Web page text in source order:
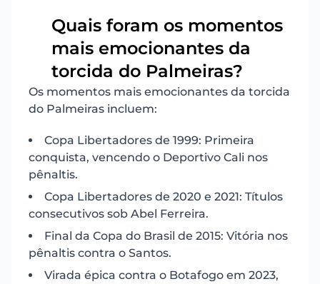
Quais foram os momentos
mais emocionantes da
torcida do Palmeiras?
Os momentos mais emocionantes da torcida
do Palmeiras incluem:
Copa Libertadores de 1999: Primeira
conquista, vencendo o Deportivo Cali nos
pênaltis.
Copa Libertadores de 2020 e 2021: Títulos
consecutivos sob Abel Ferreira.
Final da Copa do Brasil de 2015: Vitória nos
pênaltis contra o Santos.
Virada épica contra o Botafogo em 2023,